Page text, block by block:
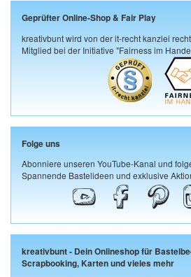
Geprüfter Online-Shop & Fair Play
kreativbunt wird von der it-recht kanzlei
Mitglied bei der Initiative "Fairness im
Folge uns
Abonniere unseren YouTube-Kanal und
Spannende Bastelideen und exklusive
kreativbunt - Dein Onlineshop für
Scrapbooking, Karten und vieles mehr